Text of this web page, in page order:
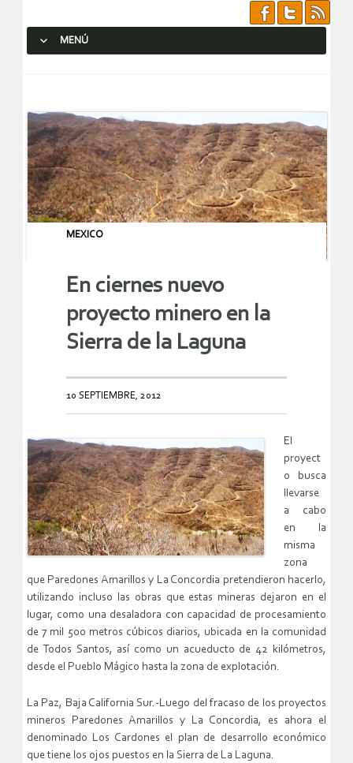
MENÚ
MEXICO
En ciernes nuevo
proyecto minero en la
Sierra de la Laguna
10 SEPTIEMBRE, 2012
El
proyect
o busca
llevarse
a cabo
en la
misma
zona
que Paredones Amarillos y La Concordia pretendieron hacerlo,
utilizando incluso las obras que estas mineras dejaron en el
lugar, como una desaladora con capacidad de procesamiento
de 7 mil 500 metros cúbicos diarios, ubicada en la comunidad
de Todos Santos, así como un acueducto de 42 kilómetros,
desde el Pueblo Mágico hasta la zona de explotación.
La Paz, Baja California Sur.-Luego del fracaso de los proyectos
mineros Paredones Amarillos y La Concordia, es ahora el
denominado Los Cardones el plan de desarrollo económico
que tiene los ojos puestos en la Sierra de La Laguna.